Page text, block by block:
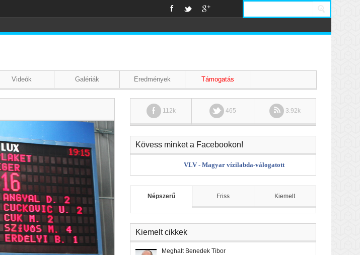
Videók Galériák Eredmények Támogatás
112k 465 3.92k
Kövess minket a Facebookon!
VLV - Magyar vízilabda-válogatott
Népszerű Friss Kiemelt
Kiemelt cikkek
Meghalt Benedek Tibor